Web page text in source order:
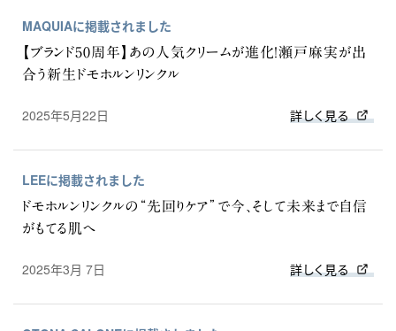
MAQUIAに掲載されました
【ブランド50周年】あの人気クリームが進化！瀬戸麻実が出
合う新生ドモホルンリンクル
2025年5月22日 詳しく見る
LEEに掲載されました
ドモホルンリンクルの“先回りケア”で今、そして未来まで自信
がもてる肌へ
2025年3月 7日 詳しく見る